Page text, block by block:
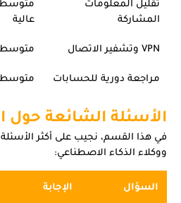
تقليل المعلومات
المشاركة
عالية
VPN وتشفير الاتصال
مراجعة دورية للحسابات
الأسئلة الشائعة حول
في هذا القسم، نجيب على أكثر
ووكلاء الذكاء الاصطناعي:
السؤال الإجابة